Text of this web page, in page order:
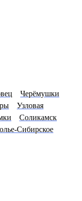
Черёмушки
Узловая
Соликамск
Сибирское